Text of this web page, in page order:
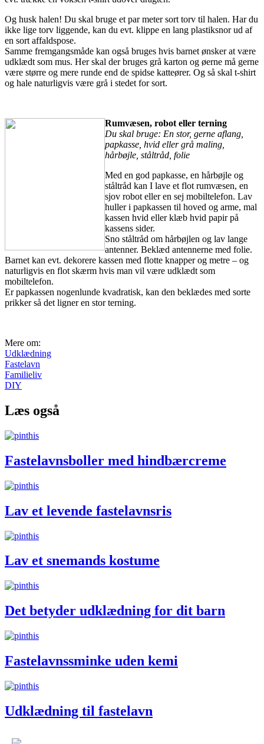
Og husk halen! Du skal bruge et par meter sort torv til halen. Har du
ikke lige torv liggende, kan du evt. klippe en lang plastiksnor ud af
en sort affaldspose.
Samme fremgangsmåde kan også bruges hvis barnet ønsker at være
udklædt som mus. Her skal der bruges grå karton og øerne må gerne
være større og mere runde end de spidse katteører. Og så skal t-shirt
og hale naturligvis være grå i stedet for sort.
Rumvæsen, robot eller terning
Du skal bruge: En stor, gerne aflang,
papkasse, hvid eller grå maling,
hårbøjle, ståltråd, folie
Med en god papkasse, en hårbøjle og
ståltråd kan I lave et flot rumvæsen, en
sjov robot eller en sej mobiltelefon. Lav
huller i papkassen til hoved og arme, mal
kassen hvid eller klæb hvid papir på
kassens sider.
Sno ståltråd om hårbøjlen og lav lange
antenner. Beklæd antennerne med folie.
Barnet kan evt. dekorere kassen med flotte knapper og metre – og
naturligvis en flot skærm hvis man vil være udklædt som
mobiltelefon.
Er papkassen nogenlunde kvadratisk, kan den beklædes med sorte
prikker så det ligner en stor terning.
Mere om:
Udklædning
Fastelavn
Familieliv
DIY
Læs også
Fastelavnsboller med hindbærcreme
Lav et levende fastelavnsris
Lav et snemands kostume
Det betyder udklædning for dit barn
Fastelavnssminke uden kemi
Udklædning til fastelavn